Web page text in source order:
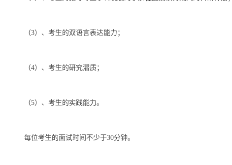
（3）、考生的双语言表达能力；
（4）、考生的研究潜质；
（5）、考生的实践能力。
每位考生的面试时间不少于30分钟。